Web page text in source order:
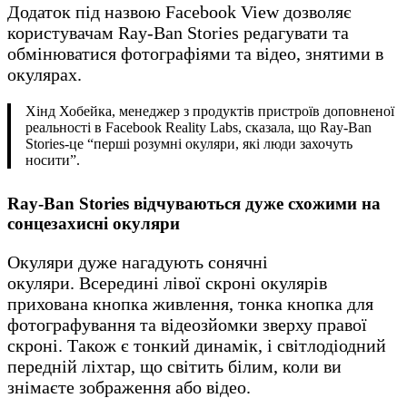
Додаток під назвою Facebook View дозволяє
користувачам Ray-Ban Stories редагувати та
обмінюватися фотографіями та відео, знятими в
окулярах.
Хінд Хобейка, менеджер з продуктів пристроїв доповненої
реальності в Facebook Reality Labs, сказала, що Ray-Ban
Stories-це “перші розумні окуляри, які люди захочуть
носити”.
Ray-Ban Stories відчуваються дуже схожими на
сонцезахисні окуляри
Окуляри дуже нагадують сонячні
окуляри. Всередині лівої скроні окулярів
прихована кнопка живлення, тонка кнопка для
фотографування та відеозйомки зверху правої
скроні. Також є тонкий динамік, і світлодіодний
передній ліхтар, що світить білим, коли ви
знімаєте зображення або відео.